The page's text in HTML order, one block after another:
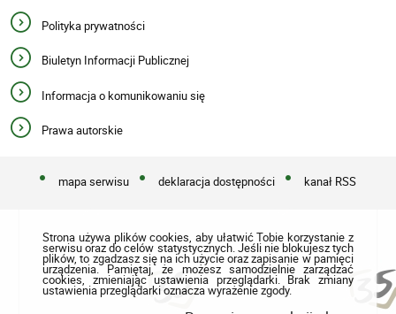
Polityka prywatności
Biuletyn Informacji Publicznej
Informacja o komunikowaniu się
Prawa autorskie
mapa serwisu deklaracja dostępności kanał RSS
Strona używa plików cookies, aby ułatwić Tobie korzystanie z
serwisu oraz do celów statystycznych. Jeśli nie blokujesz tych
plików, to zgadzasz się na ich użycie oraz zapisanie w pamięci
urządzenia. Pamiętaj, że możesz samodzielnie zarządzać
cookies, zmieniając ustawienia przeglądarki. Brak zmiany
ustawienia przeglądarki oznacza wyrażenie zgody.